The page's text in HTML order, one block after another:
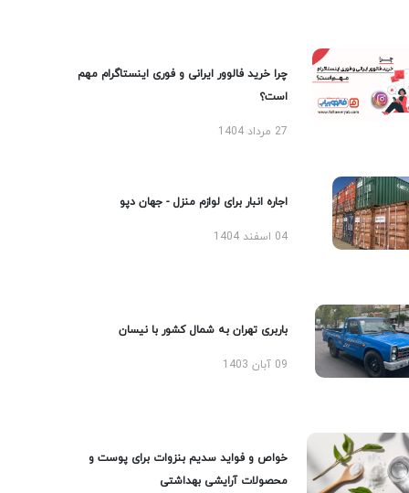
چرا خرید فالوور ایرانی و فوری اینستاگرام مهم
است؟
27 مرداد 1404
اجاره انبار برای لوازم منزل - جهان دپو
04 اسفند 1404
باربری تهران به شمال کشور با نیسان
09 آبان 1403
خواص و فواید سدیم بنزوات برای پوست و
محصولات آرایشی بهداشتی